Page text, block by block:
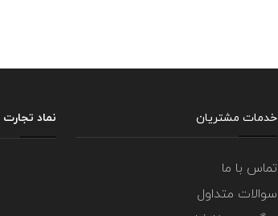
خدمات مشتریان
تماس با ما
سوالات متداول
نماد